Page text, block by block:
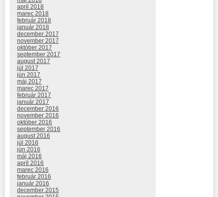
apríl 2018
marec 2018
február 2018
január 2018
december 2017
november 2017
október 2017
september 2017
august 2017
júl 2017
jún 2017
máj 2017
marec 2017
február 2017
január 2017
december 2016
november 2016
október 2016
september 2016
august 2016
júl 2016
jún 2016
máj 2016
apríl 2016
marec 2016
február 2016
január 2016
december 2015